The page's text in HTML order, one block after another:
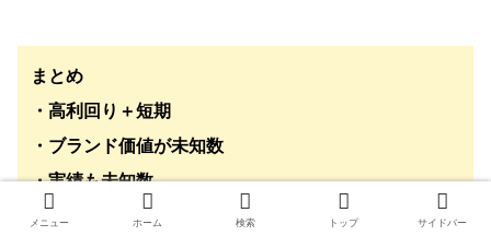
まとめ
・高利回り＋短期
・ブランド価値が未知数
・実績も未知数
・理解ある人のみ投資推奨
メニュー ホーム 検索 トップ サイドバー